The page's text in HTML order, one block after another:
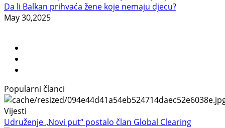
Da li Balkan prihvaća žene koje nemaju djecu?
May 30,2025
Popularni članci
Vijesti
Udruženje „Novi put“ postalo član Global Clearing